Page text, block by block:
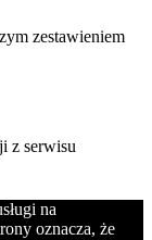
zestawieniem
z serwisu
na
oznacza, że